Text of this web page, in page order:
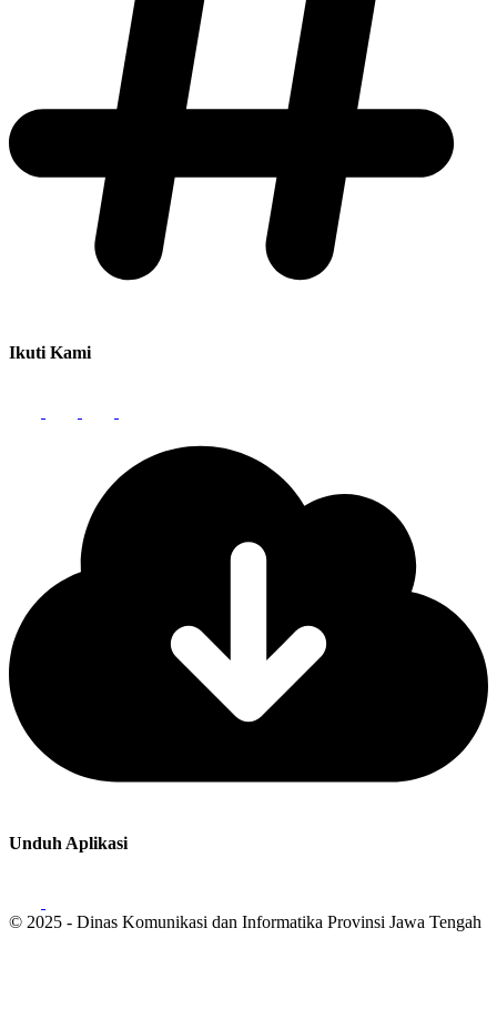
Ikuti Kami
Unduh Aplikasi
© 2025 - Dinas Komunikasi dan Informatika Provinsi Jawa Tengah